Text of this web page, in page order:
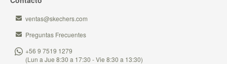
ventas@skechers.com
Preguntas Frecuentes
+56 9 7519 1279
(Lun a Jue 8:30 a 17:30 - Vie 8:30 a 13:30)